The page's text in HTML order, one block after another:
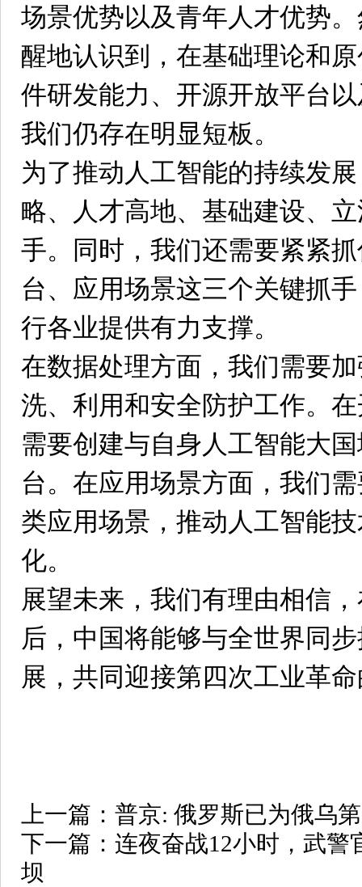
场景优势以及青年人才优势
醒地认识到，在基础理论和
件研发能力、开源开放平台
我们仍存在明显短板。
为了推动人工智能的持续发
略、人才高地、基础建设、
手。同时，我们还需要紧紧
台、应用场景这三个关键抓
行各业提供有力支撑。
在数据处理方面，我们需要
洗、利用和安全防护工作。
需要创建与自身人工智能大
台。在应用场景方面，我们
类应用场景，推动人工智能
化。
展望未来，我们有理由相信
后，中国将能够与全世界同
展，共同迎接第四次工业革
上一篇： 普京: 俄罗斯已为俄乌
下一篇： 连夜奋战12小时，武警
坝